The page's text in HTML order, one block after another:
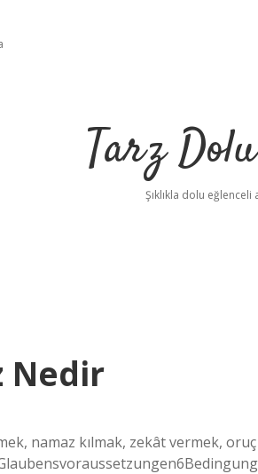
Tarz
Şıklıkla dolu eğlenceli
Nedir
namaz kılmak, zekât vermek,